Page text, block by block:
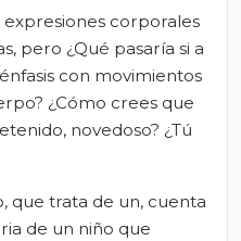
expresiones corporales
pero ¿Qué pasaría si a
con movimientos
¿Cómo crees que
novedoso? ¿Tú
que trata de un, cuenta
de un niño que